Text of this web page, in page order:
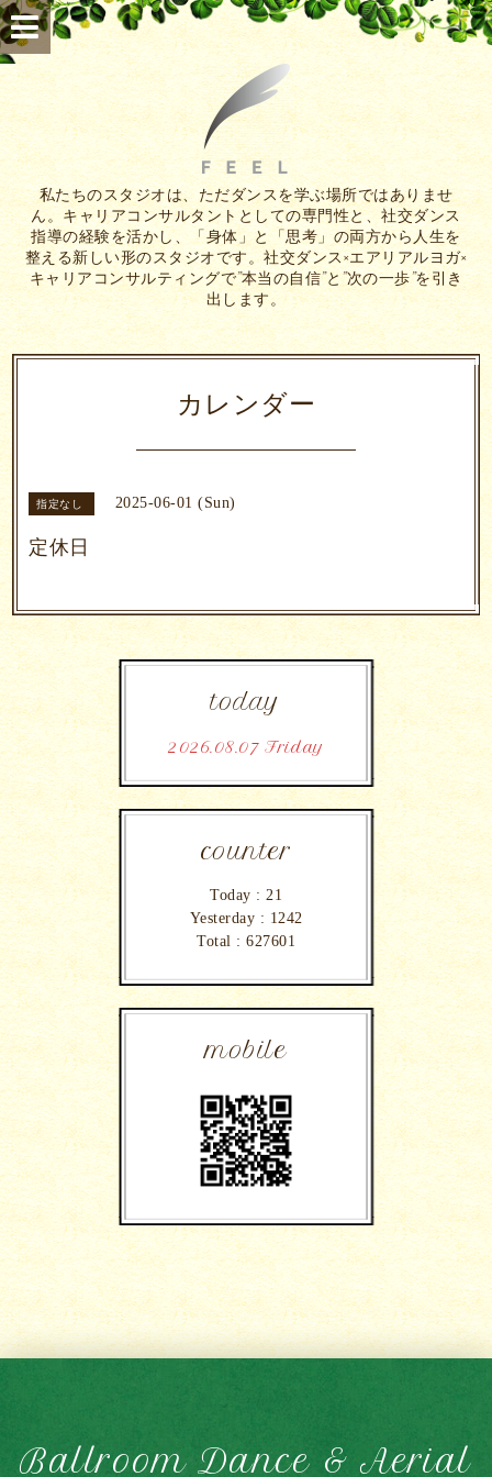
私たちのスタジオは、ただダンスを学ぶ場所ではありませ
ん。キャリアコンサルタントとしての専門性と、社交ダンス
指導の経験を活かし、「身体」と「思考」の両方から人生を
整える新しい形のスタジオです。社交ダンス×エアリアルヨガ×
キャリアコンサルティングで”本当の自信”と”次の一歩”を引き
出します。
カレンダー
指定なし 2025-06-01 (Sun)
定休日
today
2026.08.07 Friday
counter
Today : 21
Yesterday : 1242
Total : 627601
mobile
Ballroom Dance & Aerial